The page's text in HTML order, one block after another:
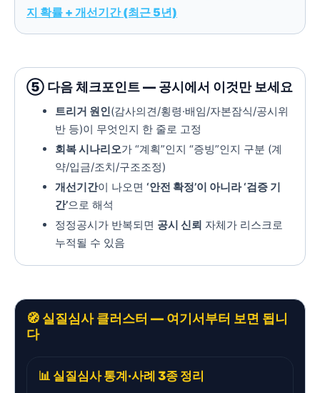
지 확률 + 개선기간 (최근 5년)
⑤ 다음 체크포인트 — 공시에서 이것만 보세요
트리거 원인(감사의견/횡령·배임/자본잠식/공시위
반 등)이 무엇인지 한 줄로 고정
회복 시나리오가 “계획”인지 “증빙”인지 구분 (계
약/입금/조치/구조조정)
개선기간이 나오면 ‘안전 확정’이 아니라 ‘검증 기
간’으로 해석
정정공시가 반복되면 공시 신뢰 자체가 리스크로
누적될 수 있음
🧭 실질심사 클러스터 — 여기서부터 보면 됩니
다
📊 실질심사 통계·사례 3종 정리